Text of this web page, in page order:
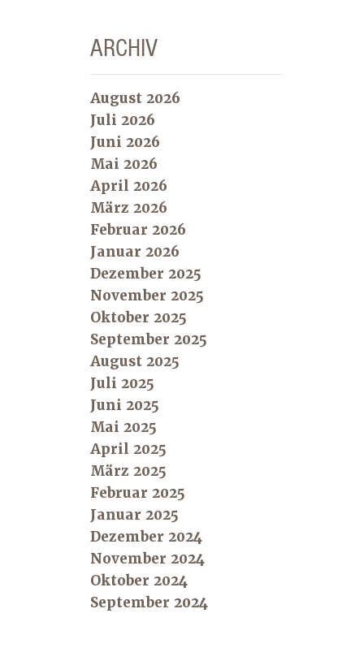
ARCHIV
August 2026
Juli 2026
Juni 2026
Mai 2026
April 2026
März 2026
Februar 2026
Januar 2026
Dezember 2025
November 2025
Oktober 2025
September 2025
August 2025
Juli 2025
Juni 2025
Mai 2025
April 2025
März 2025
Februar 2025
Januar 2025
Dezember 2024
November 2024
Oktober 2024
September 2024